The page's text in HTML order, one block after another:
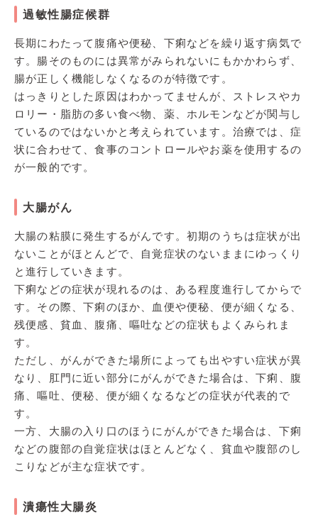
過敏性腸症候群
長期にわたって腹痛や便秘、下痢などを繰り返す病気で
す。腸そのものには異常がみられないにもかかわらず、
腸が正しく機能しなくなるのが特徴です。
はっきりとした原因はわかってませんが、ストレスやカ
ロリー・脂肪の多い食べ物、薬、ホルモンなどが関与し
ているのではないかと考えられています。治療では、症
状に合わせて、食事のコントロールやお薬を使用するの
が一般的です。
大腸がん
大腸の粘膜に発生するがんです。初期のうちは症状が出
ないことがほとんどで、自覚症状のないままにゆっくり
と進行していきます。
下痢などの症状が現れるのは、ある程度進行してからで
す。その際、下痢のほか、血便や便秘、便が細くなる、
残便感、貧血、腹痛、嘔吐などの症状もよくみられま
す。
ただし、がんができた場所によっても出やすい症状が異
なり、肛門に近い部分にがんができた場合は、下痢、腹
痛、嘔吐、便秘、便が細くなるなどの症状が代表的で
す。
一方、大腸の入り口のほうにがんができた場合は、下痢
などの腹部の自覚症状はほとんどなく、貧血や腹部のし
こりなどが主な症状です。
潰瘍性大腸炎